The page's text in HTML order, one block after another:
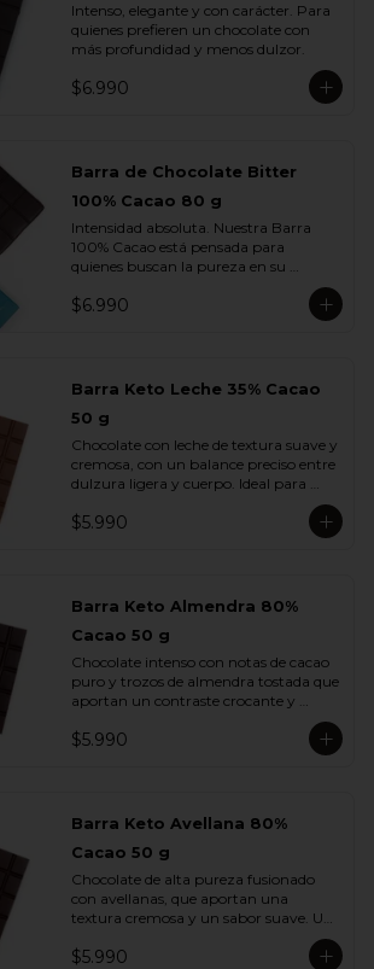
Intenso, elegante y con carácter. Para
quienes prefieren un chocolate con
más profundidad y menos dulzor.
$6.990
Barra de Chocolate Bitter
100% Cacao 80 g
Intensidad absoluta. Nuestra Barra
100% Cacao está pensada para
quienes buscan la pureza en su
firme, profundo, terroso y elegante, sin
cacao en su estado más auténtico, con
natural. Una barra creada para
verdaderos amantes del cacao.
$6.990
Barra Keto Leche 35% Cacao
50 g
Chocolate con leche de textura suave y
cremosa, con un balance preciso entre
dulzura ligera y cuerpo. Ideal para
quienes disfrutan del sabor del cacao
con leche sin perder la intensidad del
$5.990
Barra Keto Almendra 80%
Cacao 50 g
Chocolate intenso con notas de cacao
puro y trozos de almendra tostada que
aportan un contraste crocante y
equilibrada entre potencia y sutileza.
$5.990
Barra Keto Avellana 80%
Cacao 50 g
Chocolate de alta pureza fusionado
con avellanas, que aportan una
textura cremosa y un sabor suave. Un
equilibrio natural entre la fuerza del
cacao y la redondez de la nuez.
$5.990